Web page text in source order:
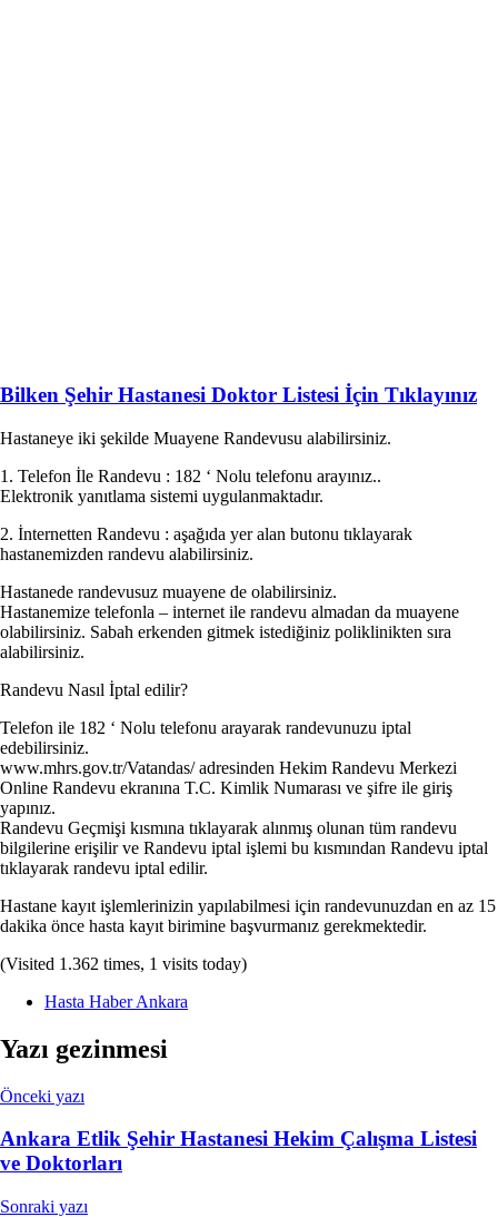
Bilken Şehir Hastanesi Doktor Listesi İçin Tıklayınız
Hastaneye iki şekilde Muayene Randevusu alabilirsiniz.
1. Telefon İle Randevu : 182 ‘ Nolu telefonu arayınız..
Elektronik yanıtlama sistemi uygulanmaktadır.
2. İnternetten Randevu : aşağıda yer alan butonu tıklayarak
hastanemizden randevu alabilirsiniz.
Hastanede randevusuz muayene de olabilirsiniz.
Hastanemize telefonla – internet ile randevu almadan da muayene
olabilirsiniz. Sabah erkenden gitmek istediğiniz poliklinikten sıra
alabilirsiniz.
Randevu Nasıl İptal edilir?
Telefon ile 182 ‘ Nolu telefonu arayarak randevunuzu iptal
edebilirsiniz.
www.mhrs.gov.tr/Vatandas/ adresinden Hekim Randevu Merkezi
Online Randevu ekranına T.C. Kimlik Numarası ve şifre ile giriş
yapınız.
Randevu Geçmişi kısmına tıklayarak alınmış olunan tüm randevu
bilgilerine erişilir ve Randevu iptal işlemi bu kısmından Randevu iptal
tıklayarak randevu iptal edilir.
Hastane kayıt işlemlerinizin yapılabilmesi için randevunuzdan en az 15
dakika önce hasta kayıt birimine başvurmanız gerekmektedir.
(Visited 1.362 times, 1 visits today)
Hasta Haber Ankara
Yazı gezinmesi
Önceki yazı
Ankara Etlik Şehir Hastanesi Hekim Çalışma Listesi
ve Doktorları
Sonraki yazı